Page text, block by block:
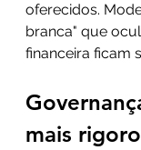
oferecidos.
branca" que
financeira ficam
mais